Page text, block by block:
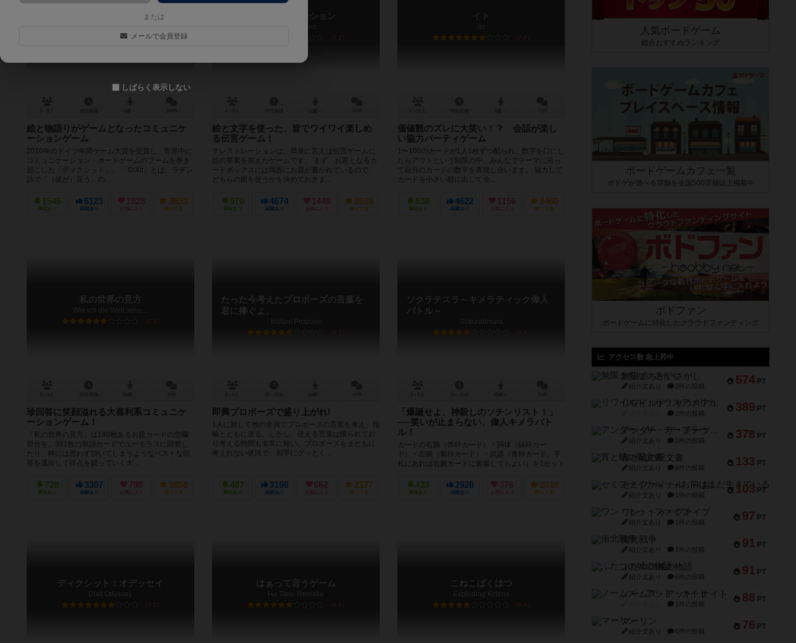
7.1
絵と物語りがゲームとなったコミュニケ
ーションゲーム
2010年のドイツ年間ゲーム大賞を受賞し、世界中に
コミュニケーション・ボードゲームのブームを巻き
起こした「ディクシット」。 「DiXit」とは、ラテン
語で「（彼が）言う」の...
1545
興味あり
6123
経験あり
1828
お気に入り
3633
持ってる
テレストレーション
Telestrations
7.2
絵と文字を使った、皆でワイワイ楽しめ
る伝言ゲーム！
テレストレーションは、簡単に言えば伝言ゲームに
絵の要素を加えたゲームです。 まず、お題となるカ
ードボックスには両面にお題が書かれているので、
どちらの面を使うかを決めておきま...
970
興味あり
4674
経験あり
1449
お気に入り
2026
持ってる
イト
ito
7.0
価値観のズレに大笑い！？ 会話が楽し
い協力パーティゲーム
1〜100のカードが1人1枚ずつ配られ、数字を口にし
たらアウトという制限の中、みんなでテーマに沿っ
て自分のカードの数字を表現し合います。 協力して
カードを小さい順に出して全...
638
興味あり
4622
経験あり
1156
お気に入り
3460
持ってる
私の世界の見方
Wie ich die Welt sehe...
6.3
珍回答に笑顔溢れる大喜利系コミュニケ
ーションゲーム！
「私の世界の見方」は180枚あるお題カードの空欄
部分を、392枚の単語カードでユーモラスに回答し
たり、時には思わず頷いてしまうようなベストな回
答を選出して得点を競っていく大...
728
興味あり
3307
経験あり
798
お気に入り
1850
持ってる
たった今考えたプロポーズの言葉を
君に捧ぐよ。
Instant Propose
6.1
即興プロポーズで盛り上がれ!
1人に対して他の全員でプロポーズの言葉を考え、指
輪とともに送る。しかし、使える言葉は限られてお
り考える時間も非常に短い。プロポーズをまともに
考えれない状況で、相手にグッとく...
487
興味あり
3198
経験あり
662
お気に入り
2177
持ってる
ソクラテスラ～キメラティック偉人
バトル～
Sokuratesura
5.1
「爆誕せよ、神殺しのソチンリスト！」
──笑いが止まらない、偉人キメラバト
ル！
カードの右腕（赤枠カード）・胴体（緑枠カー
ド）・左腕（紫枠カード）・武器（青枠カード。手
札にあれば右腕カードに装着してもよい）を1セット
433
興味あり
2920
経験あり
376
お気に入り
2016
持ってる
ディクシット：オデッセイ
Dixit Odyssey
7.1
はぁって言うゲーム
Ha Tteiu Remake
6.0
こねこばくはつ
Exploding Kittens
5.9
人気ボードゲーム
総合おすすめランキング
ボードゲームカフェ一覧
ボドゲが遊べる店舗を全国500店舗以上掲載中
ボドファン
ボードゲームに特化したクラウドファンディング
アクセス数 急上昇中
574 PT
無限まちがいさがし
紹介文あり 2件の投稿
389 PT
リワイルド：サウスアメリカ
2件の投稿
378 PT
アンダー・ザ・テーブラー
紹介文あり 1件の投稿
133 PT
宵と暁の呪文書
紹介文あり 8件の投稿
103 PT
セミファイナル ～お前はまだ生きている～
紹介文あり 1件の投稿
97 PT
ワン・トゥ・ファイブ
紹介文あり 1件の投稿
91 PT
南北戦争
紹介文あり 1件の投稿
91 PT
ふたつの城の物語
紹介文あり 6件の投稿
88 PT
ノームズ・アット・ナイト
1件の投稿
76 PT
マーリン
紹介文あり 6件の投稿
または
メールで会員登録
しばらく表示しない